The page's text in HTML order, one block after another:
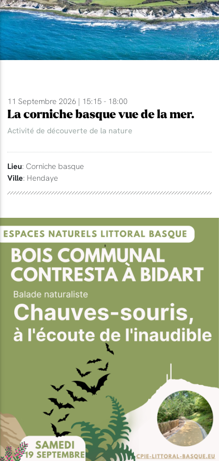
11 Septembre 2026 | 15:15 - 18:00
La corniche basque vue de la mer.
Activité de découverte de la nature
Lieu: Corniche basque
Ville: Hendaye